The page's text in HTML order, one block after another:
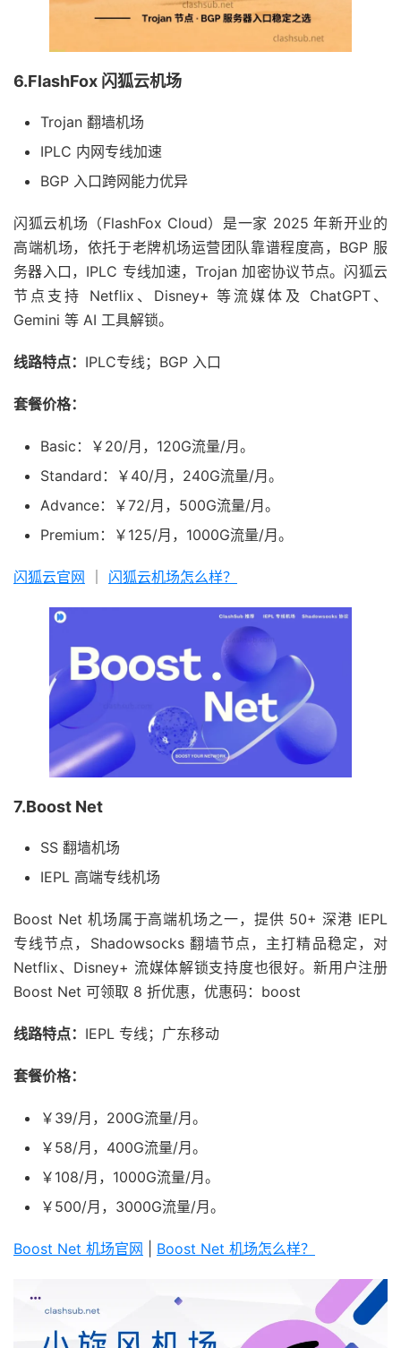
6.FlashFox 闪狐云机场
Trojan 翻墙机场
IPLC 内网专线加速
BGP 入口跨网能力优异
闪狐云机场（FlashFox Cloud）是一家 2025 年新开业的
高端机场，依托于老牌机场运营团队靠谱程度高，BGP 服
务器入口，IPLC 专线加速，Trojan 加密协议节点。闪狐云
节点支持 Netflix、Disney+ 等流媒体及 ChatGPT、
Gemini 等 AI 工具解锁。
线路特点： IPLC专线；BGP 入口
套餐价格：
Basic：￥20/月，120G流量/月。
Standard：￥40/月，240G流量/月。
Advance：￥72/月，500G流量/月。
Premium：￥125/月，1000G流量/月。
闪狐云官网 闪狐云机场怎么样？
7.Boost Net
SS 翻墙机场
IEPL 高端专线机场
Boost Net 机场属于高端机场之一，提供 50+ 深港 IEPL
专线节点，Shadowsocks 翻墙节点，主打精品稳定，对
Netflix、Disney+ 流媒体解锁支持度也很好。新用户注册
Boost Net 可领取 8 折优惠，优惠码：boost
线路特点： IEPL 专线；广东移动
套餐价格：
￥39/月，200G流量/月。
￥58/月，400G流量/月。
￥108/月，1000G流量/月。
￥500/月，3000G流量/月。
Boost Net 机场官网 Boost Net 机场怎么样？